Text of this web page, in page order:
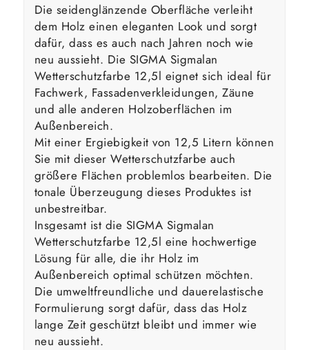
Die seidenglänzende Oberfläche verleiht
dem Holz einen eleganten Look und sorgt
dafür, dass es auch nach Jahren noch wie
neu aussieht. Die SIGMA Sigmalan
Wetterschutzfarbe 12,5l eignet sich ideal für
Fachwerk, Fassadenverkleidungen, Zäune
und alle anderen Holzoberflächen im
Außenbereich.
Mit einer Ergiebigkeit von 12,5 Litern können
Sie mit dieser Wetterschutzfarbe auch
größere Flächen problemlos bearbeiten. Die
tonale Überzeugung dieses Produktes ist
unbestreitbar.
Insgesamt ist die SIGMA Sigmalan
Wetterschutzfarbe 12,5l eine hochwertige
Lösung für alle, die ihr Holz im
Außenbereich optimal schützen möchten.
Die umweltfreundliche und dauerelastische
Formulierung sorgt dafür, dass das Holz
lange Zeit geschützt bleibt und immer wie
neu aussieht.